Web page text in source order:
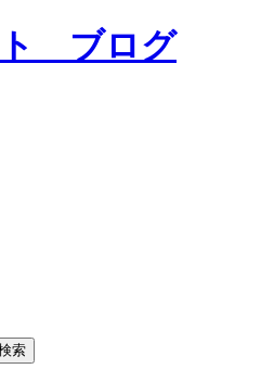
ト ブログ